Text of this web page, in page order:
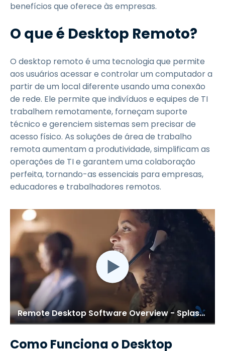
benefícios que oferece às empresas.
O que é Desktop Remoto?
O desktop remoto é uma tecnologia que permite
aos usuários acessar e controlar um computador a
partir de um local diferente usando uma conexão
de rede. Ele permite que indivíduos e equipes de TI
trabalhem remotamente, forneçam suporte
técnico e gerenciem sistemas sem precisar de
acesso físico. As soluções de área de trabalho
remota aumentam a produtividade, simplificam as
operações de TI e garantem uma colaboração
perfeita, tornando-as essenciais para empresas,
educadores e trabalhadores remotos.
Remote Desktop Software Overview - Splashtop
Como Funciona o Desktop